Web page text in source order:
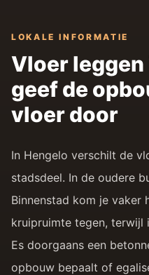
LOKALE INFORMATIE
Vloer leggen
geef de
vloer door
In Hengelo verschilt de
stadsdeel. In de oudere
Binnenstad kom je vaker
kruipruimte tegen, terwijl
Es doorgaans een
opbouw bepaalt of